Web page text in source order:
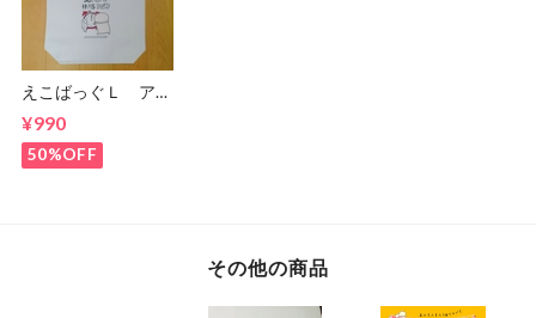
えこばっぐＬ アウ
¥990
50%OFF
その他の商品